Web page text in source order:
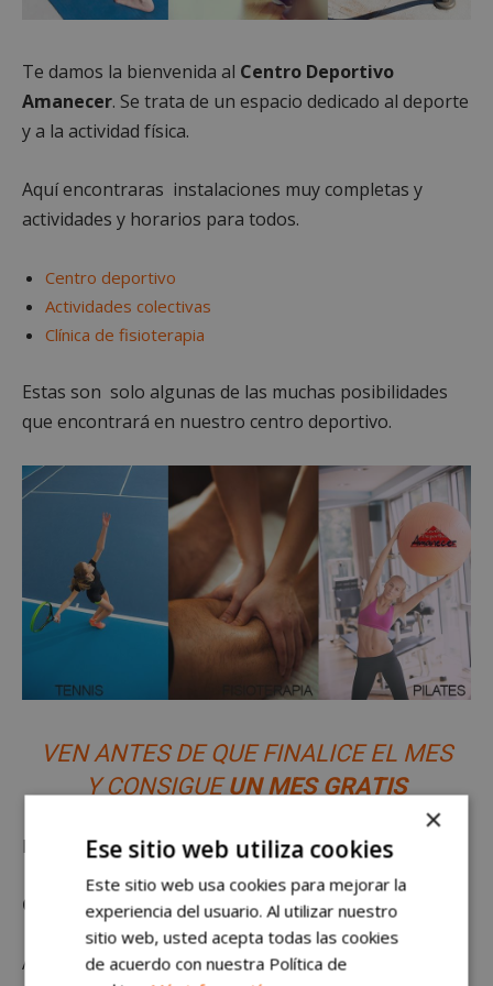
Te damos la bienvenida al Centro Deportivo
Amanecer. Se trata de un espacio dedicado al deporte
y a la actividad física.
Aquí encontraras instalaciones muy completas y
actividades y horarios para todos.
Centro deportivo
Actividades colectivas
Clínica de fisioterapia
Estas son solo algunas de las muchas posibilidades
que encontrará en nuestro centro deportivo.
VEN ANTES DE QUE FINALICE EL MES
Y CONSIGUEUN MES GRATIS
Para más información:
Centro Deportivo Amanecer
Avda. Pablo Iglesias, 6
×
Ese sitio web utiliza cookies
Este sitio web usa cookies para mejorar la
experiencia del usuario. Al utilizar nuestro
sitio web, usted acepta todas las cookies
de acuerdo con nuestra Política de